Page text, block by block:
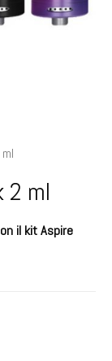
2 ml
il kit Aspire